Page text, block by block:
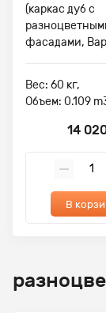
(каркас дуб с
фасадами,
Вес: 60 кг,
Объем: 0.109
14
В